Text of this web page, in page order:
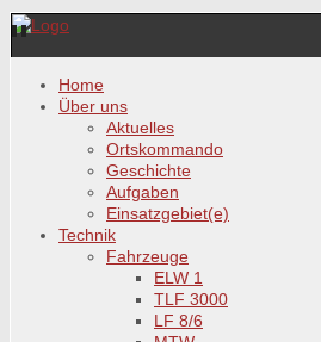
Home
Über uns
Aktuelles
Ortskommando
Geschichte
Aufgaben
Einsatzgebiet(e)
Technik
Fahrzeuge
ELW 1
TLF 3000
LF 8/6